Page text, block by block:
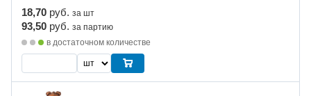
18,70 руб. за шт
93,50 руб. за партию
в достаточном количестве